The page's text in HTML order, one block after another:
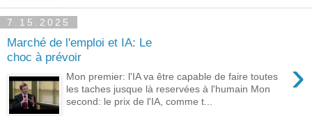
7.15.2025
Marché de l'emploi et IA: Le
choc à prévoir
›
Mon premier: l'IA va être capable de faire toutes
les taches jusque là reservées à l'humain Mon
second: le prix de l'IA, comme t...